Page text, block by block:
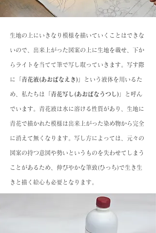
生地の上にいきなり模様を描いていくことはできな
いので、出来上がった図案の上に生地を載せ、下か
らライトを当てて筆で写し取っていきます。写す際
に「 青花液(あおばなえき)」 という液体を用いるた
め、私たちは「 青花写し(あおばなうつし) 」と呼ん
でいます。青花液は水に溶ける性質があり、生地に
青花で描かれた模様は出来上がった染め物から完全
に消えて無くなります。写し方によっては、元々の
図案の持つ意図や勢いというものを失わせてしまう
ことがあるため、伸びやかな筆致(ひっち)で生き生
きと描く絵心も必要となります。